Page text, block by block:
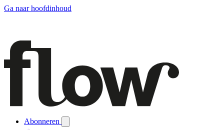
Ga naar hoofdinhoud
Abonneren